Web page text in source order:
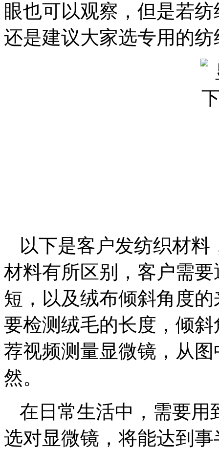
眼也可以观察，但是若
还是建议大家选专用的
以下是客户发纺织材
材料有所区别，客户需
短，以及绒布倾斜角度
要检测绒毛的长度，倾
荐视频测量显微镜，从
然。
在日常生活中，需要用
选对显微镜，将能达到